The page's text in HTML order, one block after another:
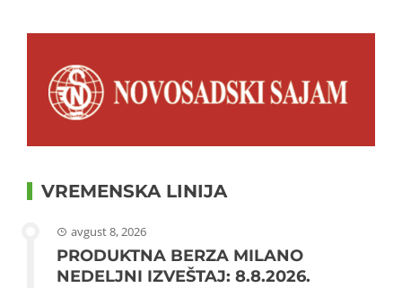
VREMENSKA LINIJA
avgust 8, 2026
PRODUKTNA BERZA MILANO
NEDELJNI IZVEŠTAJ: 8.8.2026.